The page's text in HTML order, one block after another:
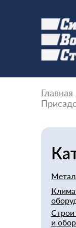
Главная
и